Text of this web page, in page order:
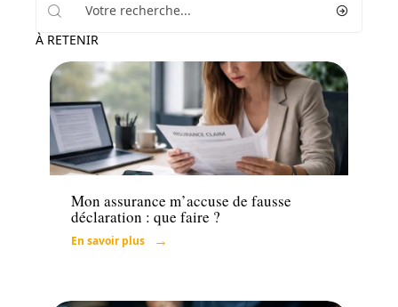
À RETENIR
Santé
Mon assurance m’accuse de fausse
déclaration : que faire ?
En savoir plus